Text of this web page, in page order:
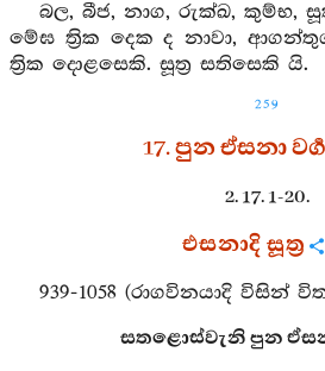
බල, බීජ, නාග, රුක්ඛ, කුම්භ,
මේඝ ත්‍රික දෙක ද නාවා,
ත්‍රික දොළසෙකි. සූත්‍ර සතිසෙකි යි.
259
17. පුන ඒසනා
2. 17. 1-20.
එසනාදි සූත්‍ර
939-1058 (රාගවිනයාදි විසින්
සතළොස්වැනි පුන